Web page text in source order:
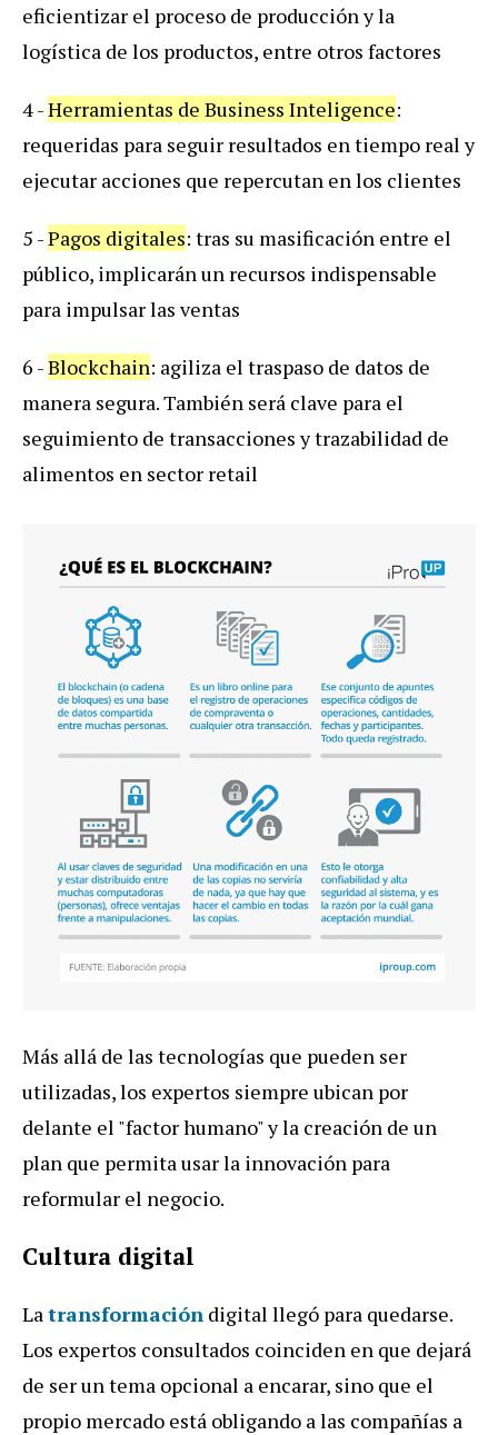
eficientizar el proceso de producción y la
logística de los productos, entre otros factores
4 -Herramientas de Business Inteligence:
requeridas para seguir resultados en tiempo real y
ejecutar acciones que repercutan en los clientes
5 -Pagos digitales: tras su masificación entre el
público, implicarán un recursos indispensable
para impulsar las ventas
6 -Blockchain: agiliza el traspaso de datos de
manera segura. También será clave para el
seguimiento de transacciones y trazabilidad de
alimentos en sector retail
Más allá de las tecnologías que pueden ser
utilizadas, los expertos siempre ubican por
delante el "factor humano" y la creación de un
plan que permita usar la innovación para
reformular el negocio.
Cultura digital
La transformación digital llegó para quedarse.
Los expertos consultados coinciden en que dejará
de ser un tema opcional a encarar, sino que el
propio mercado está obligando a las compañías a